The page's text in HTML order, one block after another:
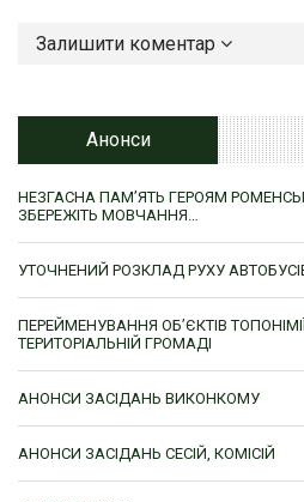
Залишити коментар
Анонси
НЕЗГАСНА ПАМ’ЯТЬ ГЕРОЯМ
ЗБЕРЕЖІТЬ МОВЧАННЯ…
УТОЧНЕНИЙ РОЗКЛАД РУХУ
ПЕРЕЙМЕНУВАННЯ ОБ’ЄКТІВ
ТЕРИТОРІАЛЬНІЙ ГРОМАДІ
АНОНСИ ЗАСІДАНЬ ВИКОНКОМУ
АНОНСИ ЗАСІДАНЬ СЕСІЙ, КОМІСІЙ